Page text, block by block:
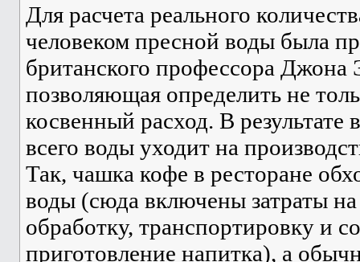
Для расчета реального
человеком пресной воды была
британского профессора Джона
позволяющая определить не
косвенный расход. В
всего воды уходит на
Так, чашка кофе в ресторане
воды (сюда включены затраты
обработку, транспортировку и
приготовление напитка), а